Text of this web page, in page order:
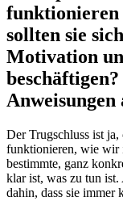
funktionieren
sollten sie
Motivation
Anweisungen
Der Trugschluss ist
funktionieren, wie wir
bestimmte, ganz
klar ist, was zu tun
dahin, dass sie immer